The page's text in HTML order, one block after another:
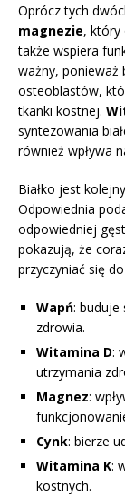
Oprócz tych
magnezie, który
także wspiera
ważny, ponieważ
osteoblastów,
tkanki kostnej.
syntezowania
również wpływa
Białko jest
Odpowiednia
odpowiedniej
pokazują, że
przyczyniać się
Wapń: buduje
zdrowia.
Witamina D:
utrzymania
Magnez:
Cynk: bierze
Witamina K:
kostnych.